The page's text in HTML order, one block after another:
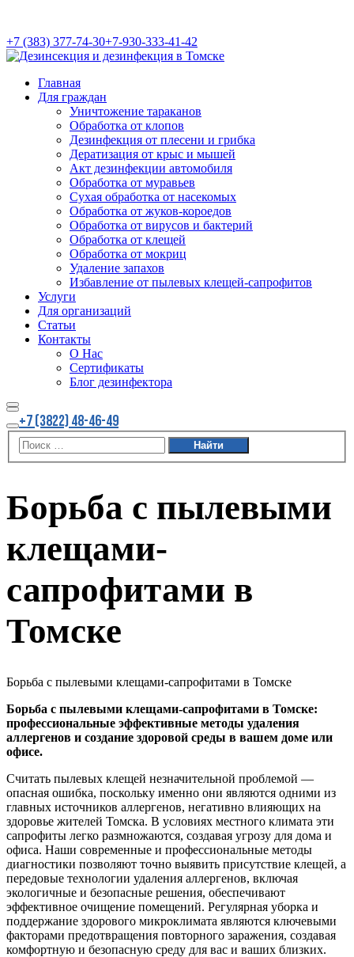
+7 (383) 377-74-30+7-930-333-41-42
Главная
Для граждан
Уничтожение тараканов
Обработка от клопов
Дезинфекция от плесени и грибка
Дератизация от крыс и мышей
Акт дезинфекции автомобиля
Обработка от муравьев
Cухая обработка от насекомых
Обработка от жуков-короедов
Обработка от вирусов и бактерий
Обработка от клещей
Обработка от мокриц
Удаление запахов
Избавление от пылевых клещей-сапрофитов
Услуги
Для организаций
Статьи
Контакты
О Нас
Сертификаты
Блог дезинфектора
Найти
Больше
информации
Главное
меню
+7 (3822) 48-46-49
Борьба с пылевыми
клещами-
сапрофитами в
Томске
Борьба с пылевыми клещами-сапрофитами в Томске
Борьба с пылевыми клещами-сапрофитами в Томске:
профессиональные эффективные методы удаления
аллергенов и создание здоровой среды в вашем доме или
офисе.
Считать пылевых клещей незначительной проблемой —
опасная ошибка, поскольку именно они являются одними из
главных источников аллергенов, негативно влияющих на
здоровье жителей Томска. В условиях местного климата эти
сапрофиты легко размножаются, создавая угрозу для дома и
офиса. Наши современные и профессиональные методы
диагностики позволяют точно выявить присутствие клещей, а
передовые технологии удаления аллергенов, включая
экологичные и безопасные решения, обеспечивают
эффективное очищение помещений. Регулярная уборка и
поддержание здорового микроклимата являются ключевыми
факторами предотвращения повторного заражения, создавая
комфортную и безопасную среду для вас и ваших близких.